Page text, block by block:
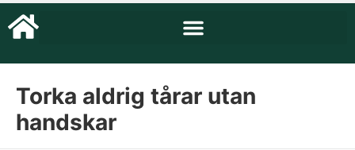
Torka aldrig tårar utan
handskar